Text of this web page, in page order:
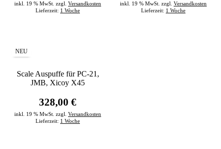
inkl. 19 % MwSt. zzgl. Versandkosten
Lieferzeit: 1 Woche
inkl. 19 % MwSt. zzgl. Versandkosten
Lieferzeit: 1 Woche
NEU
Scale Auspuffe für PC-21,
JMB, Xicoy X45
328,00 €
inkl. 19 % MwSt. zzgl. Versandkosten
Lieferzeit: 1 Woche